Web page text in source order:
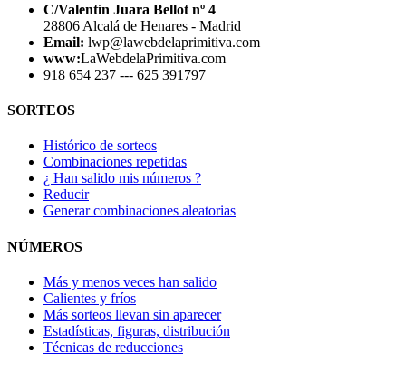
C/Valentín Juara Bellot nº 4
28806 Alcalá de Henares - Madrid
Email: lwp@lawebdelaprimitiva.com
www:LaWebdelaPrimitiva.com
918 654 237 --- 625 391797
SORTEOS
Histórico de sorteos
Combinaciones repetidas
¿ Han salido mis números ?
Reducir
Generar combinaciones aleatorias
NÚMEROS
Más y menos veces han salido
Calientes y fríos
Más sorteos llevan sin aparecer
Estadísticas, figuras, distribución
Técnicas de reducciones